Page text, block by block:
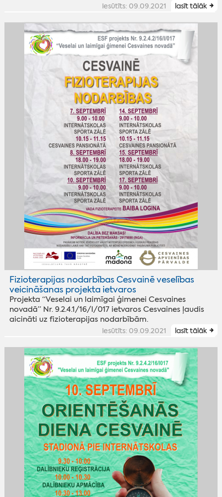
iesūtīts: 09.09.2021 lasīt tālāk
Fizioterapijas nodarbības Cesvainē veselības
veicināšanas projekta ietvaros
Projekta “Veselai un laimīgai ģimenei Cesvaines
novadā” Nr. 9.2.4.1/16/I/017 ietvaros Cesvaines ļaudis
aicināti uz fizioterapijas nodarbībām.
iesūtīts: 09.09.2021 lasīt tālāk